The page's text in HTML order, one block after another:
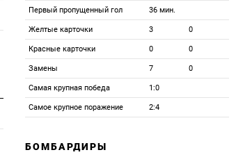
Первый пропущенный гол 36 мин.
Желтые карточки 3 0
Красные карточки 0 0
Замены 7 0
Самая крупная победа 1:0
Самое крупное поражение 2:4
БОМБАРДИРЫ